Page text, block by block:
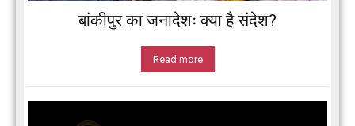
बांकीपुर का जनादेशः क्या है संदेश?
Read more